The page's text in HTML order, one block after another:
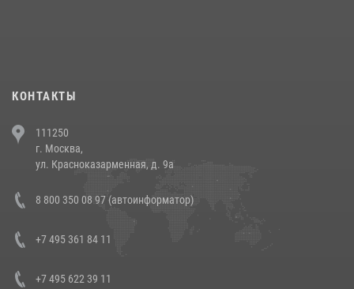
напавших на бригаду скорой помощи (видео)
14 июля 2026, 12:20
В Росгвардии прошла военно-научная конференция по обобщению
боевого опыта
КОНТАКТЫ
111250
г. Москва,
ул. Красноказарменная, д. 9а
8 800 350 08 97 (автоинформатор)
+7 495 361 84 11
+7 495 622 39 11